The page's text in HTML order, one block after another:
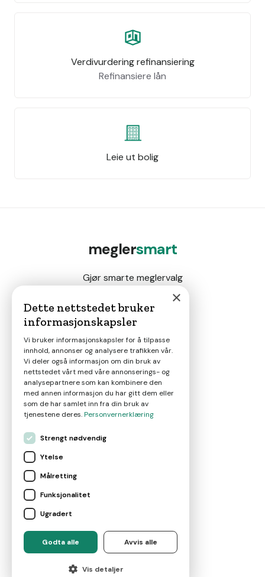
Verdivurdering refinansiering
Refinansiere lån
Leie ut bolig
meglersmart
Gjør smarte meglervalg
Magasin
Nyheter
Om oss
For eiendomsmeglere
© 2026Marketplace AS
×
Dette nettstedet bruker
informasjonskapsler
Vi bruker informasjonskapsler for å tilpasse
innhold, annonser og analysere trafikken vår.
Vi deler også informasjon om din bruk av
nettstedet vårt med våre annonserings- og
analysepartnere som kan kombinere den
med annen informasjon du har gitt dem eller
som de har samlet inn fra din bruk av
tjenestene deres.Personvernerklæring
Strengt nødvendig
Ytelse
Målretting
Funksjonalitet
Ugradert
Godta alle Avvis alle
Vis detaljer